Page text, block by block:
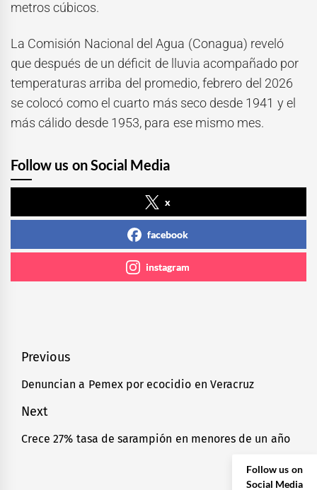
metros cúbicos.
La Comisión Nacional del Agua (Conagua) reveló
que después de un déficit de lluvia acompañado por
temperaturas arriba del promedio, febrero del 2026
se colocó como el cuarto más seco desde 1941 y el
más cálido desde 1953, para ese mismo mes.
Follow us on Social Media
x
facebook
instagram
Navegación
de
entradas
Previous
Previous
Denuncian a Pemex por ecocidio en Veracruz
Next
Next
Crece 27% tasa de sarampión en menores de un año
Follow us on
Social Media